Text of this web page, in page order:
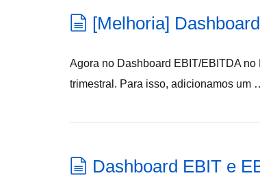
[Melhoria]
Agora no Dashboard EBIT/EBITDA
trimestral. Para isso, adicionamos um
Dashboard EBIT e